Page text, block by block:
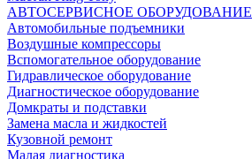
АВТОСЕРВИСНОЕ ОБОРУДОВАНИЕ
Автомобильные подъемники
Воздушные компрессоры
Вспомогательное оборудование
Гидравлическое оборудование
Диагностическое оборудование
Домкраты и подставки
Замена масла и жидкостей
Кузовной ремонт
Малая диагностика